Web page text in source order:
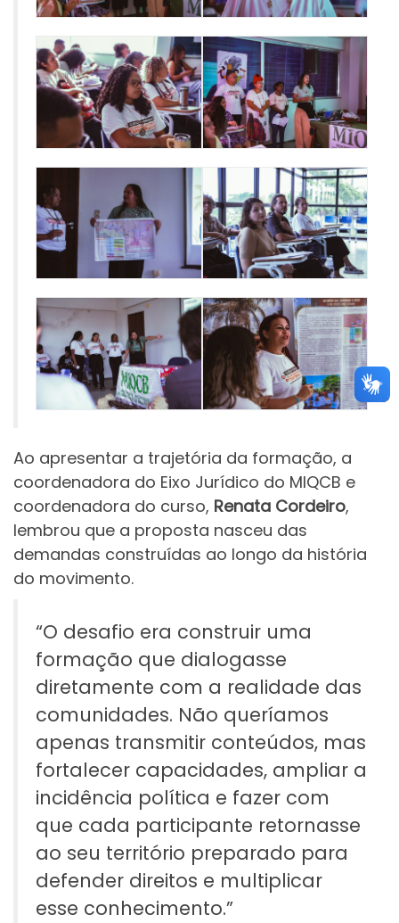
Ao apresentar a trajetória da formação, a
coordenadora do Eixo Jurídico do MIQCB e
coordenadora do curso, Renata Cordeiro,
lembrou que a proposta nasceu das
demandas construídas ao longo da história
do movimento.
“O desafio era construir uma
formação que dialogasse
diretamente com a realidade das
comunidades. Não queríamos
apenas transmitir conteúdos, mas
fortalecer capacidades, ampliar a
incidência política e fazer com
que cada participante retornasse
ao seu território preparado para
defender direitos e multiplicar
esse conhecimento.”